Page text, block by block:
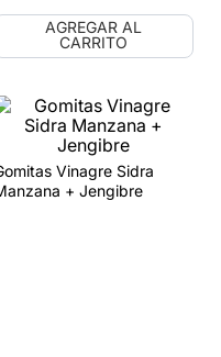
AGREGAR AL
CARRITO
Vinagre Sidra
+ Jengibre